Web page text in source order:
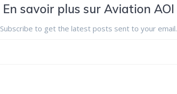
En savoir plus sur Aviation AOI
Subscribe to get the latest posts sent to your email.